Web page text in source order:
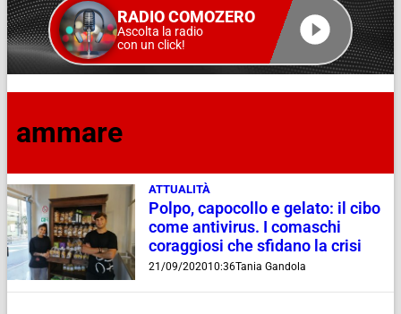
RADIO COMOZERO
Ascolta la radio
con un click!
ammare
ATTUALITÀ
Polpo, capocollo e gelato: il cibo
come antivirus. I comaschi
coraggiosi che sfidano la crisi
21/09/202010:36Tania Gandola